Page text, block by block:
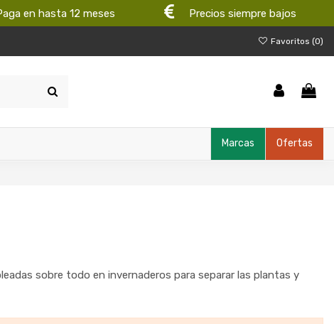
en hasta 12 meses Precios siempre bajos
Favoritos (0)
Ofertas
Marcas
sobre todo en invernaderos para separar las plantas y